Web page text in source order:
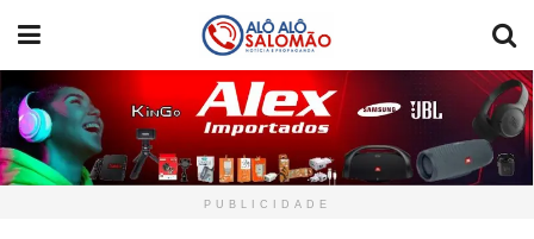
PUBLICIDADE